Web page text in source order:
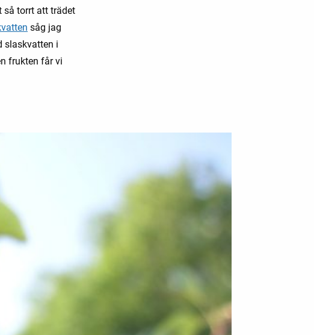
så torrt att trädet
såg jag
slaskvatten i
frukten får vi